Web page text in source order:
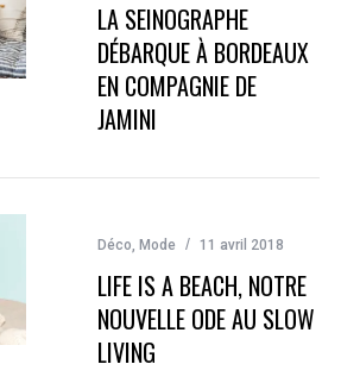
LA SEINOGRAPHE
DÉBARQUE À BORDEAUX
EN COMPAGNIE DE
JAMINI
Déco, Mode 11 avril 2018
LIFE IS A BEACH, NOTRE
NOUVELLE ODE AU SLOW
LIVING